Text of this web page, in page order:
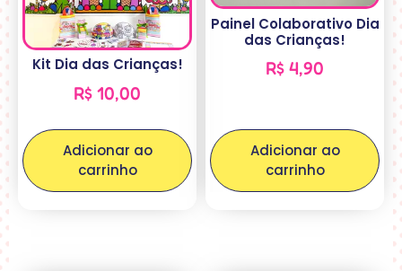
Kit Dia das Crianças!
R$ 10,00
Adicionar ao
carrinho
Painel Colaborativo Dia
das Crianças!
R$ 4,90
Adicionar ao
carrinho